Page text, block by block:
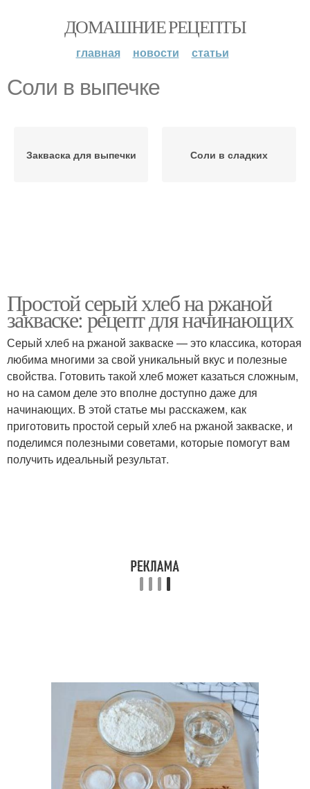
ДОМАШНИЕ РЕЦЕПТЫ
главная новости статьи
Соли в выпечке
Закваска для выпечки Соли в сладких
Простой серый хлеб на ржаной
закваске: рецепт для начинающих
Серый хлеб на ржаной закваске — это классика, которая
любима многими за свой уникальный вкус и полезные
свойства. Готовить такой хлеб может казаться сложным,
но на самом деле это вполне доступно даже для
начинающих. В этой статье мы расскажем, как
приготовить простой серый хлеб на ржаной закваске, и
поделимся полезными советами, которые помогут вам
получить идеальный результат.